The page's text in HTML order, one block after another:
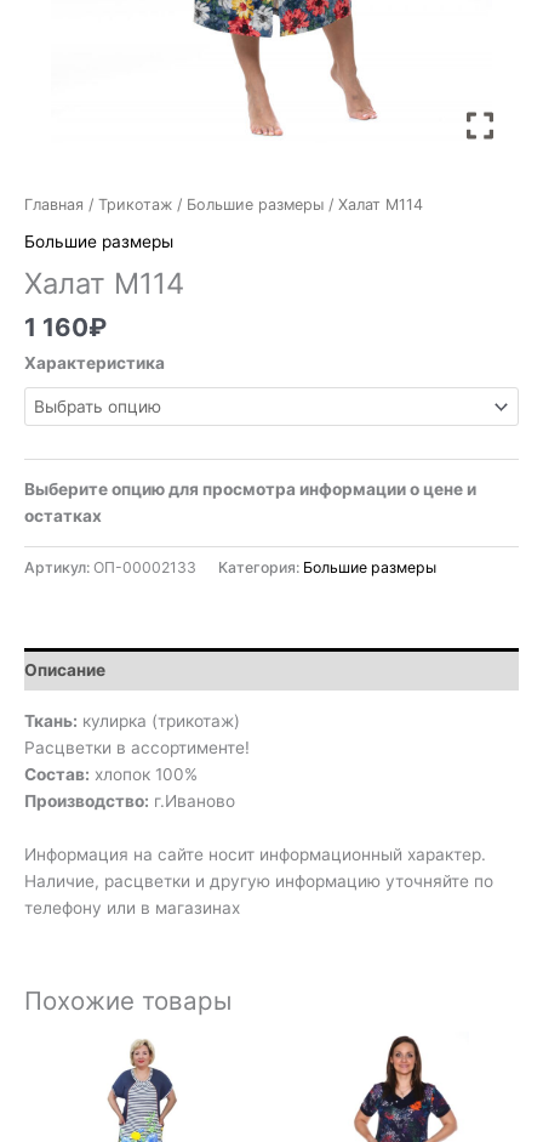
Главная / Трикотаж / Большие размеры / Халат М114
Большие размеры
Халат М114
1 160₽
Характеристика
Выберите опцию для просмотра информации о цене и
остатках
Артикул: ОП-00002133 Категория: Большие размеры
Описание
Ткань: кулирка (трикотаж)
Расцветки в ассортименте!
Состав: хлопок 100%
Производство: г.Иваново
Информация на сайте носит информационный характер.
Наличие, расцветки и другую информацию уточняйте по
телефону или в магазинах
Похожие товары